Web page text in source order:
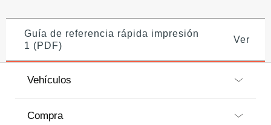
Guía de referencia rápida impresión
1 (PDF)
Ver
Vehículos
Compra